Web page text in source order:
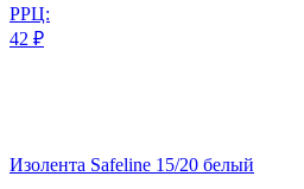
РРЦ:
42 ₽
Изолента Safeline 15/20 белый